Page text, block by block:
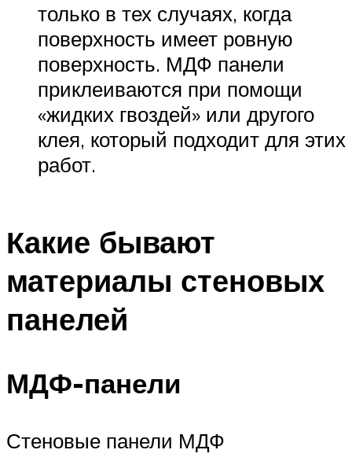
только в тех случаях, когда
поверхность имеет ровную
поверхность. МДФ панели
приклеиваются при помощи
«жидких гвоздей» или другого
клея, который подходит для этих
работ.
Какие бывают
материалы стеновых
панелей
МДФ-панели
Стеновые панели МДФ